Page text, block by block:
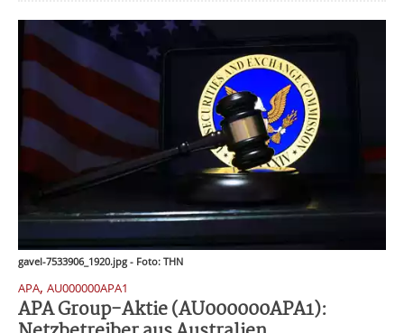
gavel-7533906_1920.jpg - Foto: THN
APA, AU000000APA1
APA Group-Aktie (AU000000APA1):